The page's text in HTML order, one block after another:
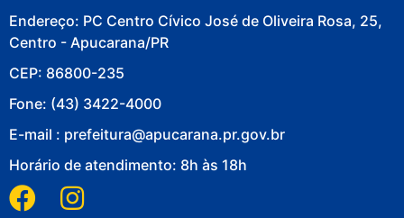
Endereço: PC Centro Cívico José de Oliveira Rosa, 25,
Centro - Apucarana/PR
CEP: 86800-235
Fone: (43) 3422-4000
E-mail : prefeitura@apucarana.pr.gov.br
Horário de atendimento: 8h às 18h